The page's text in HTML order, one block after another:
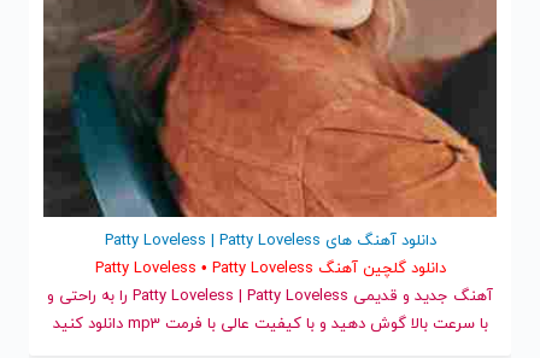
دانلود آهنگ های Patty Loveless | Patty Loveless
دانلود گلچین آهنگ Patty Loveless • Patty Loveless
آهنگ جدید
و قدیمی Patty Loveless | Patty Loveless را به راحتی و
با سرعت بالا گوش دهید و با کیفیت عالی با فرمت mp3 دانلود کنید